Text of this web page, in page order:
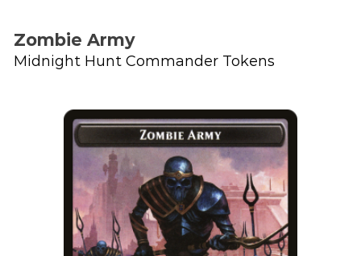
Zombie Army
Midnight Hunt Commander Tokens